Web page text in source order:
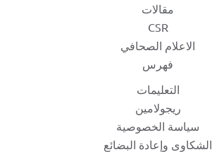
مقالات
CSR
الاعلام الصحافي
فهرس
التعليمات
ريجولامين
سياسة الخصوصية
الشكاوى وإعادة البضائع